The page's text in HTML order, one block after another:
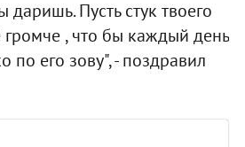
даришь. Пусть стук твоего
громче , что бы каждый день
по его зову", - поздравил